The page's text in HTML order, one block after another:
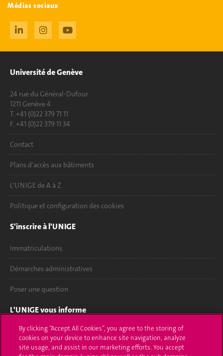
Médias sociaux
Université de Genève
24 rue du Général-Dufour
1211 Genève 4
T. +41 (0)22 379 71 11
F. +41 (0)22 379 11 34
Contact
Plans d'accès aux bâtiments
L'UNIGE de A à Z
Politique et configuration des cookies
S'inscrire à l'UNIGE
Immatriculations
Démarches administratives
Poser une question
L'UNIGE vous informe
UNIGE Mobile
Médias
By clicking “Accept All Cookies”, you agree to the storing of
cookies on your device to enhance site navigation, analyze
site usage, and assist in our marketing efforts. You accept